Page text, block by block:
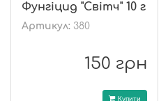
Фунгіцид "Світч" 10 г
Артикул: 380
150 грн
Купити